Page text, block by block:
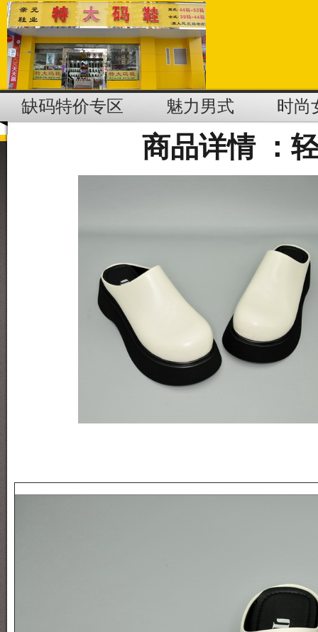
缺码特价专区 魅力男式 时尚
商品详情 ：